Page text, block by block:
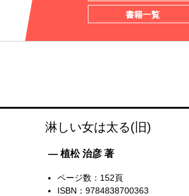
書籍一覧
淋しい女は太る(旧)
— 植松 治彦 著
ページ数：152頁
ISBN：9784838700363